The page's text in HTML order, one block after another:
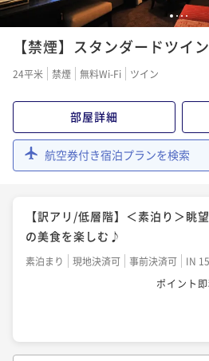
1 234
【禁煙】スタンダードツイ
24平米 禁煙 無料Wi-Fi ツイン
部屋詳細
航空券付き宿泊プランを検索
【訳アリ/低層階】＜素泊り＞眺
の美食を楽しむ♪
素泊まり 現地決済可 事前決済可
IN
ポイント